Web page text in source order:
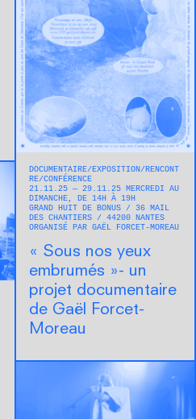
DOCUMENTAIRE EXPOSITION
RENCONT
RE/CONFÉRENCE
21.11.25 — 29.11.25 MERCREDI AU
DIMANCHE, DE 14H À 19H
GRAND HUIT DE BONUS
36 MAIL
DES CHANTIERS
44200 NANTES
ORGANISÉ PAR GAËL FORCET-MOREAU
« Sous nos yeux
embrumés »- un
projet documentaire
de Gaël Forcet-
Moreau